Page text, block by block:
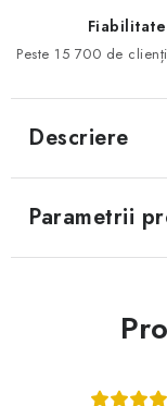
Fiabilitate
Peste 15 700 de
Descriere
Parametrii